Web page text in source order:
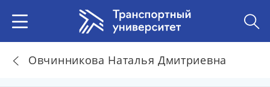
Овчинникова Наталья Дмитриевна